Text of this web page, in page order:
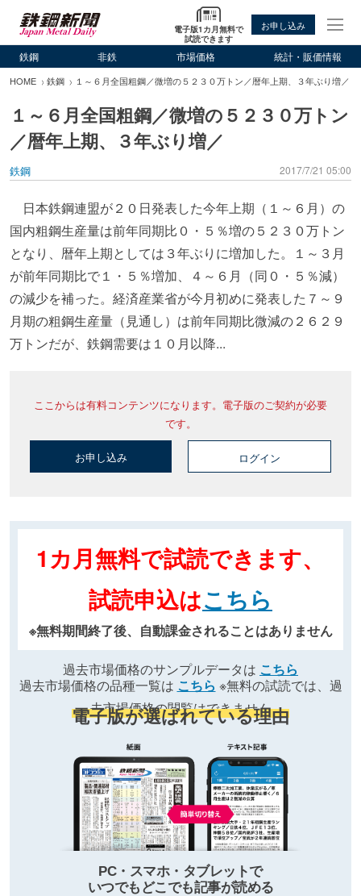
電子版1カ月無料で
試読できます
お申し込み
鉄鋼 非鉄 市場価格 統計・販価情報
HOME 鉄鋼 １～６月全国粗鋼／微増の５２３０万トン／暦年上期、３年ぶり増／
１～６月全国粗鋼／微増の５２３０万トン
／暦年上期、３年ぶり増／
鉄鋼 2017/7/21 05:00
日本鉄鋼連盟が２０日発表した今年上期（１～６月）の
国内粗鋼生産量は前年同期比０・５％増の５２３０万トン
となり、暦年上期としては３年ぶりに増加した。１～３月
が前年同期比で１・５％増加、４～６月（同０・５％減）
の減少を補った。経済産業省が今月初めに発表した７～９
月期の粗鋼生産量（見通し）は前年同期比微減の２６２９
万トンだが、鉄鋼需要は１０月以降...
ここからは有料コンテンツになります。電子版のご契約が必要
です。
お申し込み ログイン
1カ月無料で試読できます、
試読申込はこちら
※無料期間終了後、自動課金されることはありません
過去市場価格のサンプルデータは こちら
過去市場価格の品種一覧は こちら ※無料の試読では、過
去市場価格の閲覧はできません
電子版が選ばれている理由
PC・スマホ・タブレットで
いつでもどこでも記事が読める